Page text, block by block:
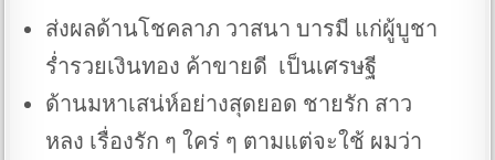
ส่งผลด้านโชคลาภ วาสนา บารมี แก่ผู้บูชา
ร่ำรวยเงินทอง ค้าขายดี เป็นเศรษฐี
ด้านมหาเสน่ห์อย่างสุดยอด ชายรัก สาว
หลง เรื่องรัก ๆ ใคร่ ๆ ตามแต่จะใช้ ผมว่า